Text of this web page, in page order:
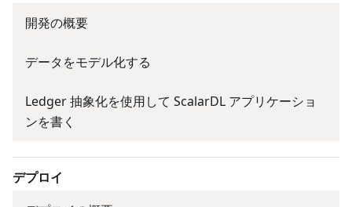
開発の概要
データをモデル化する
Ledger 抽象化を使用して ScalarDL アプリケーショ
ンを書く
デプロイ